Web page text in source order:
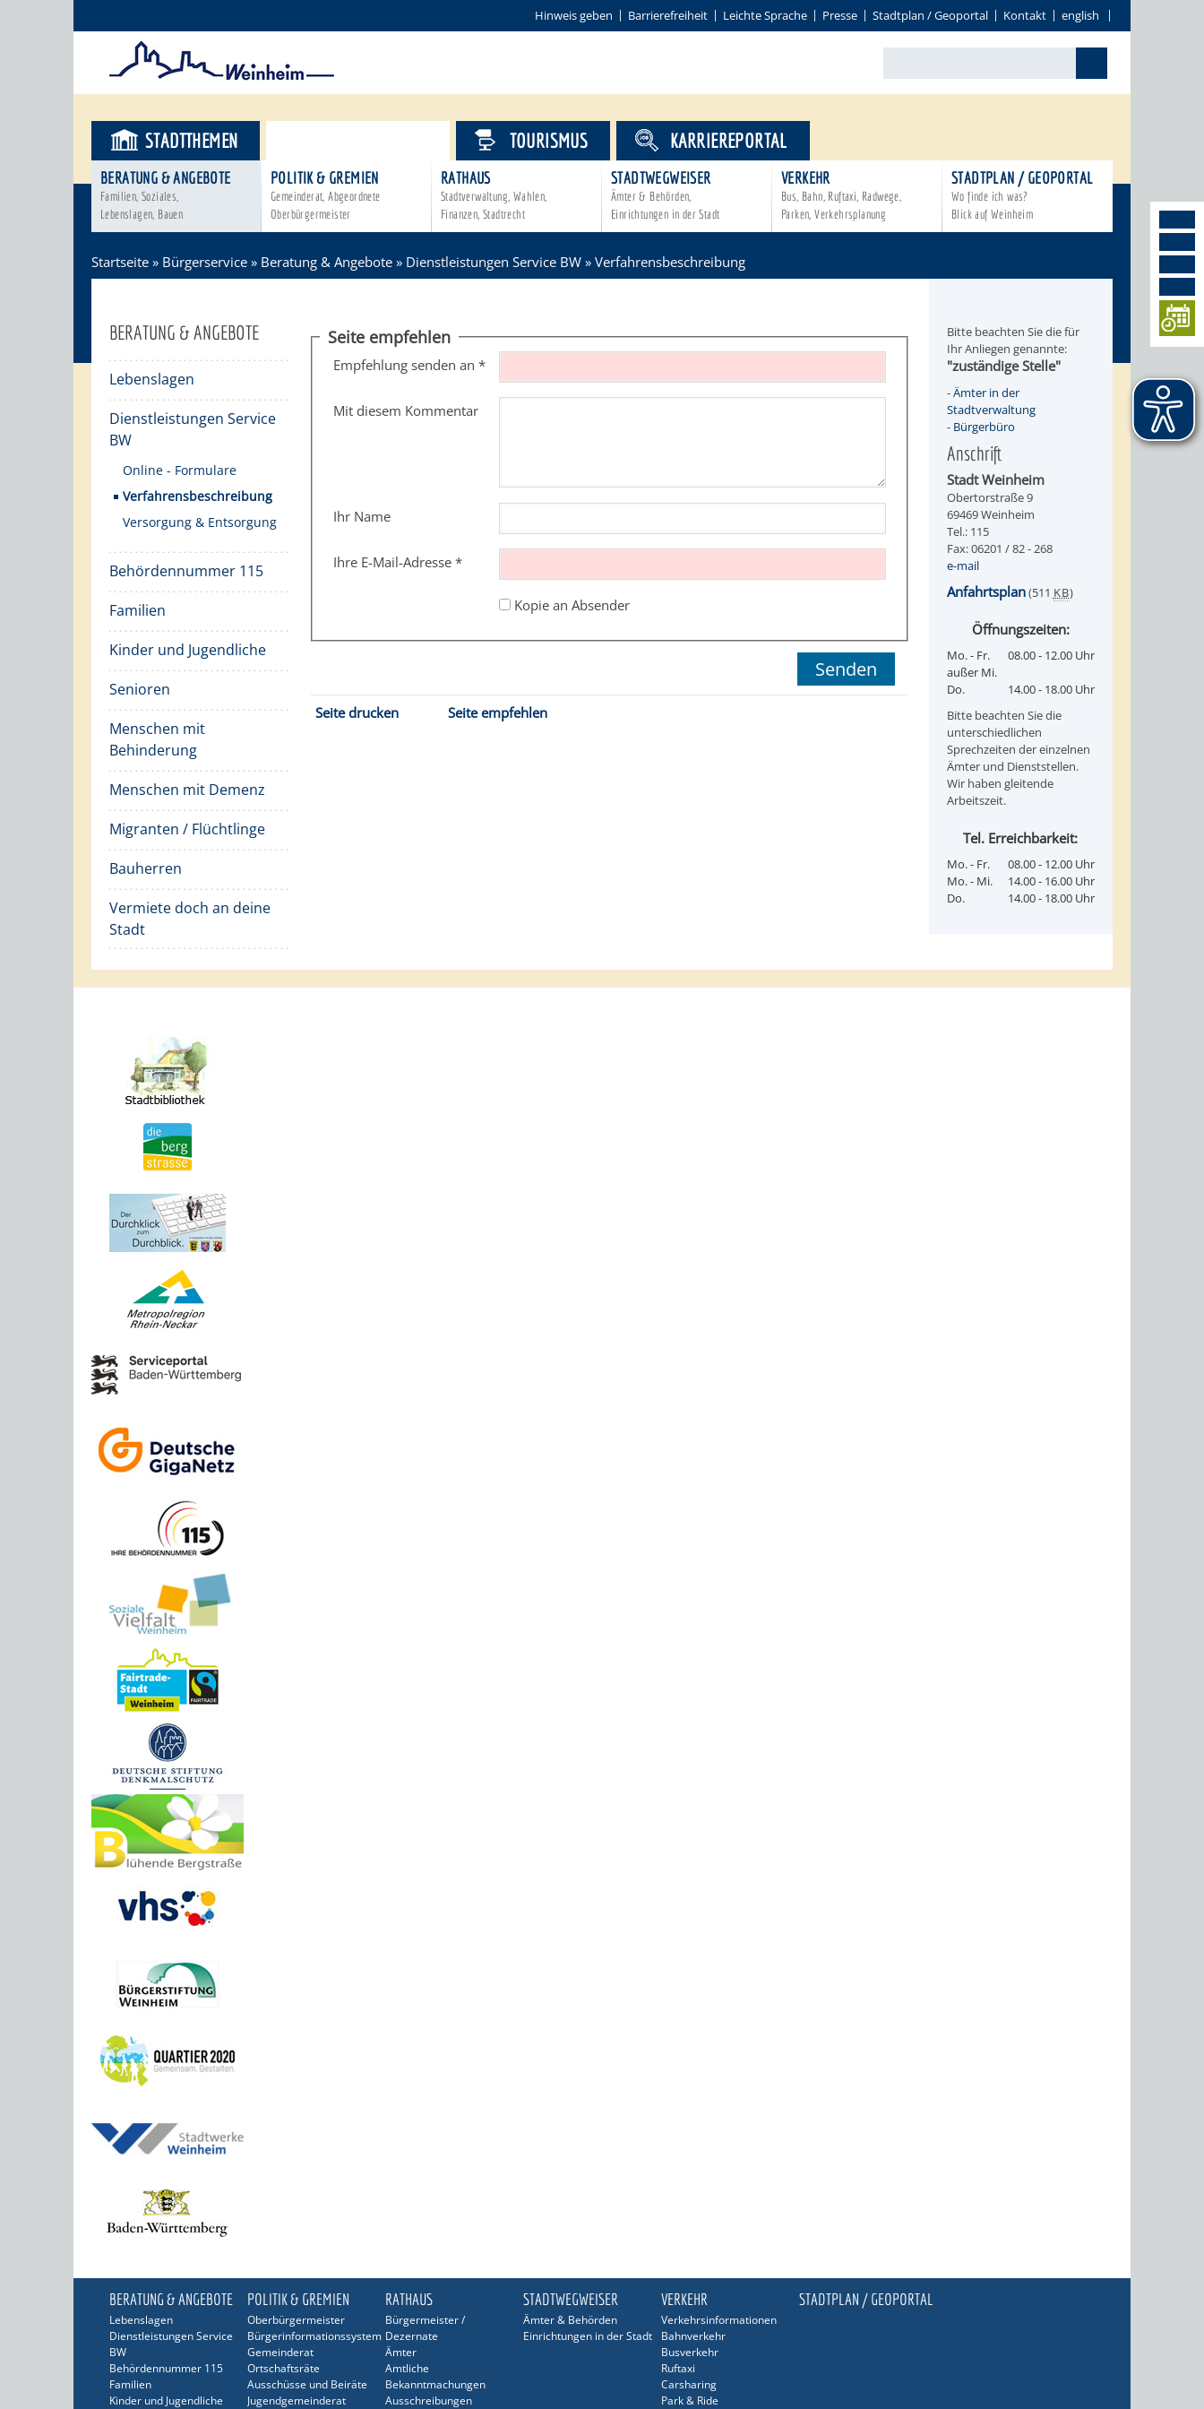
Hinweis geben Barrierefreiheit Leichte Sprache Presse Stadtplan / Geoportal Kontakt english
STADTTHEMEN
BERATUNG & ANGEBOTE
Familien, Soziales,
Lebenslagen, Bauen
POLITIK & GREMIEN
Gemeinderat, Abgeordnete
Oberbürgermeister
RATHAUS
Stadtverwaltung, Wahlen,
Finanzen, Stadtrecht
STADTWEGWEISER
Ämter & Behörden,
Einrichtungen in der Stadt
VERKEHR
Bus, Bahn, Ruftaxi, Radwege,
Parken, Verkehrsplanung
STADTPLAN / GEOPORTAL
Wo finde ich was?
Blick auf Weinheim
TOURISMUS KARRIEREPORTAL
Startseite » Bürgerservice » Beratung & Angebote » Dienstleistungen Service BW » Verfahrensbeschreibung
BERATUNG & ANGEBOTE
Lebenslagen
Dienstleistungen Service
BW
Online - Formulare
Verfahrensbeschreibung
Versorgung & Entsorgung
Behördennummer 115
Familien
Kinder und Jugendliche
Senioren
Menschen mit
Behinderung
Menschen mit Demenz
Migranten / Flüchtlinge
Bauherren
Vermiete doch an deine
Stadt
Seite empfehlen
Empfehlung senden an *
Mit diesem Kommentar
Ihr Name
Ihre E-Mail-Adresse*
Kopie an Absender
Seite drucken Seite empfehlen
Bitte beachten Sie die für
Ihr Anliegen genannte:
"zuständige Stelle"
-Ämter in der
Stadtverwaltung
- Bürgerbüro
Anschrift
Stadt Weinheim
Obertorstraße 9
69469 Weinheim
Tel.: 115
Fax: 06201 / 82 - 268
e-mail
Anfahrtsplan(511 KB)
Öffnungszeiten:
Mo. - Fr.
außer Mi.
08.00 - 12.00 Uhr
Do.
14.00 - 18.00 Uhr
Bitte beachten Sie die
unterschiedlichen
Sprechzeiten der einzelnen
Ämter und Dienststellen.
Wir haben gleitende
Arbeitszeit.
Tel. Erreichbarkeit:
Mo. - Fr.
08.00 - 12.00 Uhr
Mo. - Mi.
14.00 - 16.00 Uhr
Do.
14.00 - 18.00 Uhr
BERATUNG & ANGEBOTE
Lebenslagen
Dienstleistungen Service
BW
Behördennummer 115
Familien
Kinder und Jugendliche
POLITIK & GREMIEN
Oberbürgermeister
Bürgerinformationssystem
Gemeinderat
Ortschaftsräte
Ausschüsse und Beiräte
Jugendgemeinderat
RATHAUS
Bürgermeister /
Dezernate
Ämter
Amtliche
Bekanntmachungen
Ausschreibungen
STADTWEGWEISER
Ämter & Behörden
Einrichtungen in der Stadt
VERKEHR
Verkehrsinformationen
Bahnverkehr
Busverkehr
Ruftaxi
Carsharing
Park & Ride
STADTPLAN / GEOPORTAL